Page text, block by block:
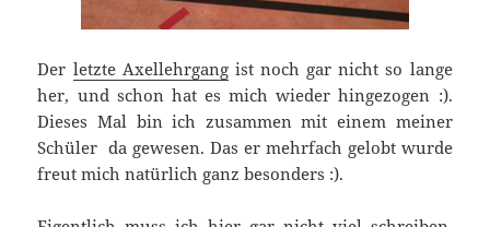
Der letzte Axellehrgangist noch gar nicht so lange
her, und schon hat es mich wieder hingezogen :).
Dieses Mal bin ich zusammen mit einem meiner
Schüler da gewesen. Das er mehrfach gelobt wurde
freut mich natürlich ganz besonders :).